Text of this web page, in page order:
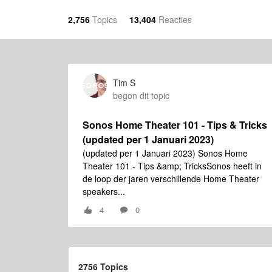
2,756 Topics 13,404 Reacties
Tim S
begon dit topic
Sonos Home Theater 101 - Tips & Tricks
(updated per 1 Januari 2023)
(updated per 1 Januari 2023) Sonos Home
Theater 101 - Tips &amp; TricksSonos heeft in
de loop der jaren verschillende Home Theater
speakers...
4 0
2756 Topics